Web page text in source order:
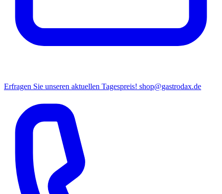
Erfragen Sie unseren aktuellen Tagespreis! shop@gastrodax.de